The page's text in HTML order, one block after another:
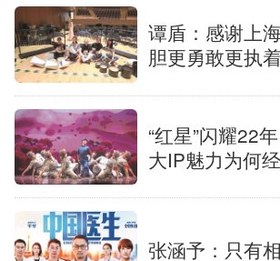
谭盾：感谢上
胆更勇敢更执
“红星”闪耀22
大IP魅力为何
张涵予：只有